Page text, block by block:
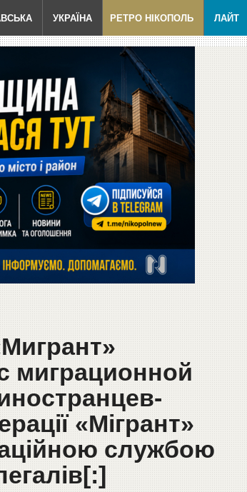
УКРАЇНА РЕТРО НІКОПОЛЬ ЛАЙТ
миграционной
«Мігрант»
службою